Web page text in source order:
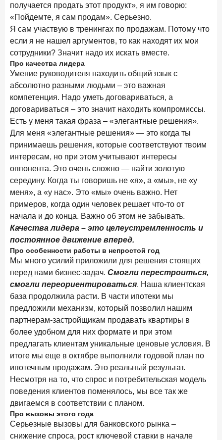
28 апреля 2026 года ИССЛЕДОВАНИЕ
Привязанность побеждает ставку? Как выбирают банк
для сбережений в 2026 году
27 апреля 2026 года
Банки скорректировали доходность вкладов после
снижения ключевой ставки до 14,5%
Цифра дня
Средний срок ипотеки на первичном рынке
26,8 лет
-0,15
год к году
Frank Data. Ипотека Поделиться
24 апреля 2026 года ИССЛЕДОВАНИЕ
Ипотека. Итоги работы крупнейших ипотечных банков
в марте 2026 года
15 апреля 2026 года ИССЛЕДОВАНИЕ
Рынок подписок 2026: от гонки за объёмами к битве за
привычку
15 апреля 2026 года
Маркетинговые акции брокеров: обзор механик и
10 апреля 2026 года ИССЛЕДОВАНИЕ
ДНК современного ипотечного клиента
ИССЛЕДОВАНИЕ
По итогам марта 2026 года объем выдач кредитов
составил 925,7 млрд руб.
26 марта 2026 года ИССЛЕДОВАНИЕ
Не экосистемой единой: как пользователи
распределяют подписки
25 марта 2026 года ИССЛЕДОВАНИЕ
Ипотека. Итоги работы крупнейших ипотечных банков
получается продать этот продукт», я им говорю:
«Пойдемте, я сам продам». Серьезно.
Я сам участвую в тренингах по продажам. Потому что
если я не нашел аргументов, то как находят их мои
сотрудники? Значит надо их искать вместе.
Про качества лидера
Умение руководителя находить общий язык с
абсолютно разными людьми – это важная
компетенция. Надо уметь договариваться, а
договариваться – это значит находить компромиссы.
Есть у меня такая фраза – «элегантные решения».
Для меня «элегантные решения» — это когда ты
принимаешь решения, которые соответствуют твоим
интересам, но при этом учитывают интересы
оппонента. Это очень сложно — найти золотую
середину. Когда ты говоришь не «я», а «мы», не «у
меня», а «у нас». Это «мы» очень важно. Нет
примеров, когда один человек решает что-то от
начала и до конца. Важно об этом не забывать.
Качества лидера – это целеустремленность и
постоянное движение вперед.
Про особенности работы в непростой год
Мы много усилий приложили для решения стоящих
перед нами бизнес-задач. Смогли перестроиться,
смогли переориентироваться. Наша клиентская
база продолжила расти. В части ипотеки мы
предложили механизм, который позволил нашим
партнерам-застройщикам продавать квартиры в
более удобном для них формате и при этом
предлагать клиентам уникальные ценовые условия. В
итоге мы еще в октябре выполнили годовой план по
ипотечным продажам. Это реальный результат.
Несмотря на то, что спрос и потребительская модель
поведения клиентов поменялось, мы все так же
двигаемся в соответствии с планом.
Про вызовы этого года
Серьезные вызовы для банковского рынка –
снижение спроса, рост ключевой ставки в начале